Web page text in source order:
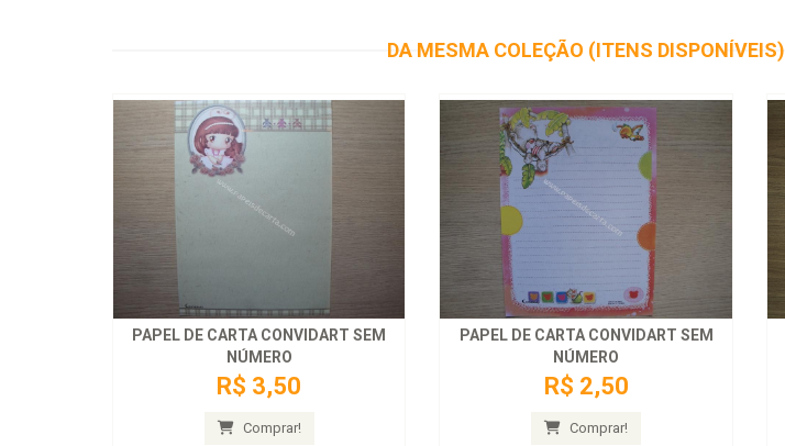
DA MESMA COLEÇÃO (ITENS DISPONÍVEIS)
PAPEL DE CARTA CONVIDART SEM
NÚMERO
R$ 3,50
Comprar!
PAPEL DE CARTA CONVIDART SEM
NÚMERO
R$ 2,50
Comprar!